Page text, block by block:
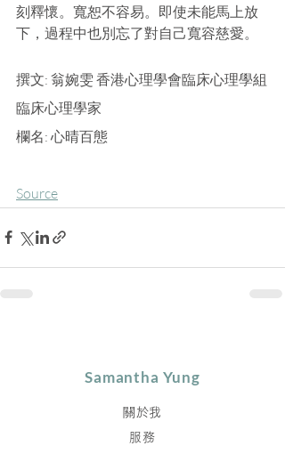
刻釋懷。寬恕不容易。即使未能馬上放
下，過程中也別忘了對自己寬容慈愛。
撰文: 翁婉雯 香港心理學會臨床心理學組
臨床心理學家
欄名: 心晴百態
Source
Samantha Yung
關於我
服務